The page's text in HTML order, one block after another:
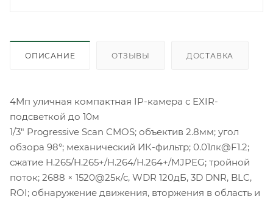
ОПИСАНИЕ ОТЗЫВЫ ДОСТАВКА
4Мп уличная компактная IP-камера с EXIR-
подсветкой до 10м
1/3" Progressive Scan CMOS; объектив 2.8мм; угол
обзора 98°; механический ИК-фильтр; 0.01лк@F1.2;
сжатие H.265/H.265+/H.264/H.264+/MJPEG; тройной
поток; 2688 × 1520@25к/с, WDR 120дБ, 3D DNR, BLC,
ROI; обнаружение движения, вторжения в область и